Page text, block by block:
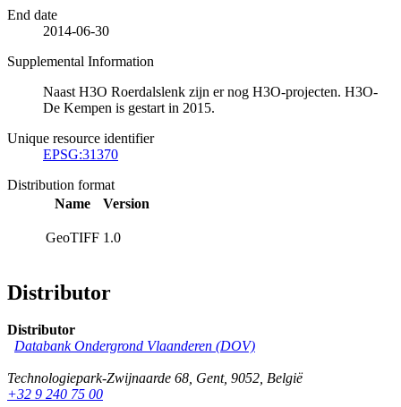
End date
2014-06-30
Supplemental Information
Naast H3O Roerdalslenk zijn er nog H3O-projecten. H3O-
De Kempen is gestart in 2015.
Unique resource identifier
EPSG:31370
Distribution format
Name
Version
GeoTIFF 1.0
Distributor
Distributor
Databank Ondergrond Vlaanderen (DOV)
Technologiepark-Zwijnaarde 68, Gent, 9052, België
+32 9 240 75 00